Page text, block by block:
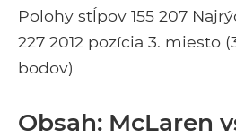
Polohy stĺpov 155 207
227 2012 pozícia 3. miesto
bodov)
Obsah: McLaren